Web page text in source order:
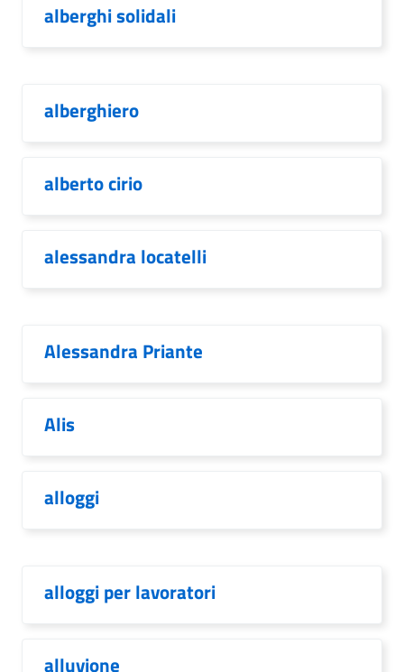
alberghi solidali
alberghiero
alberto cirio
alessandra locatelli
Alessandra Priante
Alis
alloggi
alloggi per lavoratori
alluvione